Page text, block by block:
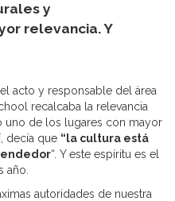
y
relevancia. Y
acto y responsable del área
recalcaba la relevancia
uno de los lugares con mayor
decía que “la cultura está
“. Y este espíritu es el
año.
autoridades de nuestra